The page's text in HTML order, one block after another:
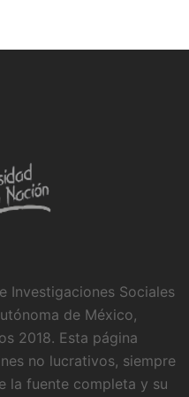
Investigaciones Sociales
de México,
2018. Esta página
no lucrativos, siempre
la fuente completa y su